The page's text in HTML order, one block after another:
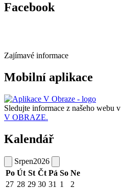
Facebook
Zajímavé informace
Mobilní aplikace
Sledujte informace z našeho webu v
V OBRAZE.
Kalendář
Srpen2026
Po Út St Čt Pá So Ne
27 28 29 30 31 1
2